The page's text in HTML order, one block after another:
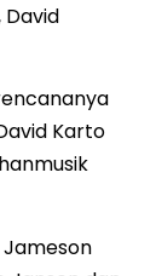
Karto